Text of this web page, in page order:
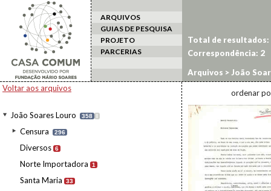
ARQUIVOS
GUIAS DE PESQUISA
PROJETO
PARCERIAS
Voltar aos arquivos
João Soares Louro 358 I
Censura 296
Diversos 6
Norte Importadora 1
Santa Maria 33
Total de resultados:
Correspondência: 2
Arquivos > João
ordenar